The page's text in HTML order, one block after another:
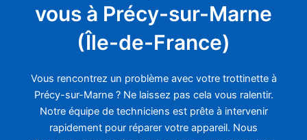
vous à Précy-sur-Marne
(Île-de-France)
Vous rencontrez un problème avec votre trottinette à
Précy-sur-Marne ? Ne laissez pas cela vous ralentir.
Notre équipe de techniciens est prête à intervenir
rapidement pour réparer votre appareil. Nous